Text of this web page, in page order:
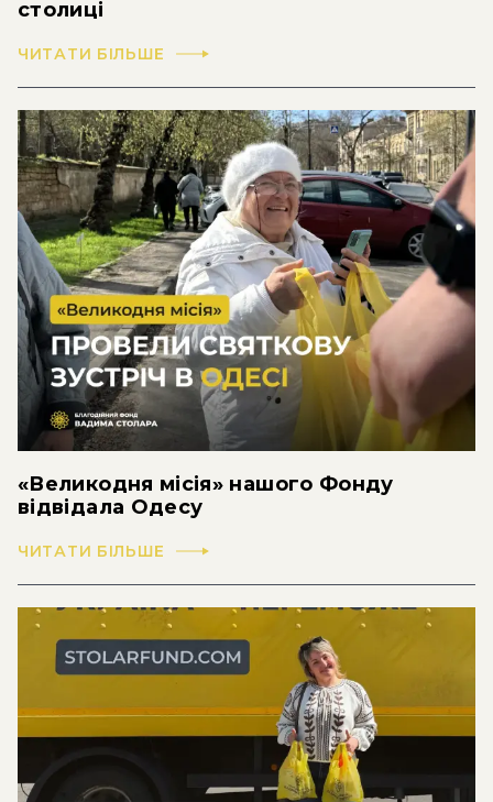
столиці
ЧИТАТИ БІЛЬШЕ
«Великодня місія» нашого Фонду
відвідала Одесу
ЧИТАТИ БІЛЬШЕ